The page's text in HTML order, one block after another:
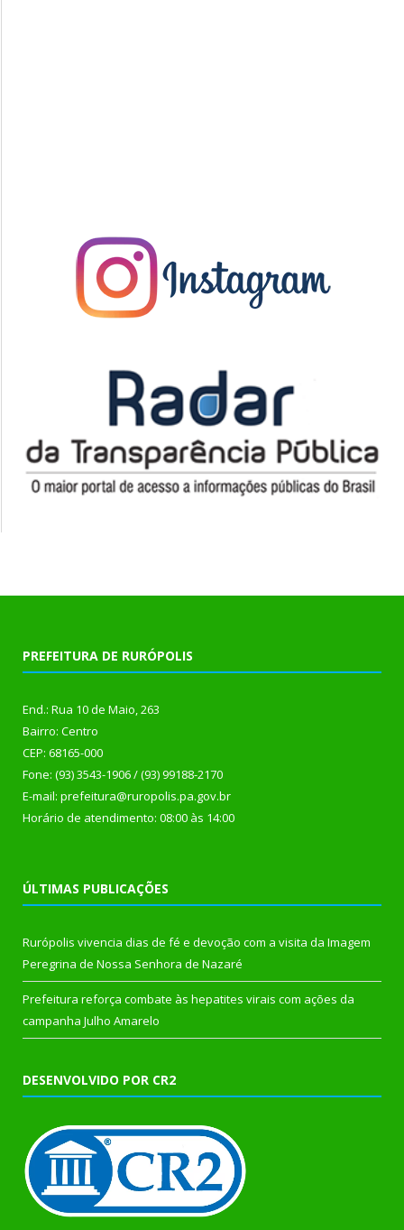
PREFEITURA DE RURÓPOLIS
End.: Rua 10 de Maio, 263
Bairro: Centro
CEP: 68165-000
Fone: (93) 3543-1906 / (93) 99188-2170
E-mail: prefeitura@ruropolis.pa.gov.br
Horário de atendimento: 08:00 às 14:00
ÚLTIMAS PUBLICAÇÕES
Rurópolis vivencia dias de fé e devoção com a visita da Imagem
Peregrina de Nossa Senhora de Nazaré
Prefeitura reforça combate às hepatites virais com ações da
campanha Julho Amarelo
DESENVOLVIDO POR CR2